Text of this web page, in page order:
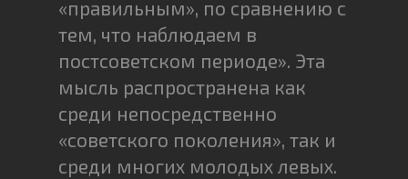
«правильным», по сравнению с
тем, что наблюдаем в
постсоветском периоде». Эта
мысль распространена как
среди непосредственно
«советского поколения», так и
среди многих молодых левых.